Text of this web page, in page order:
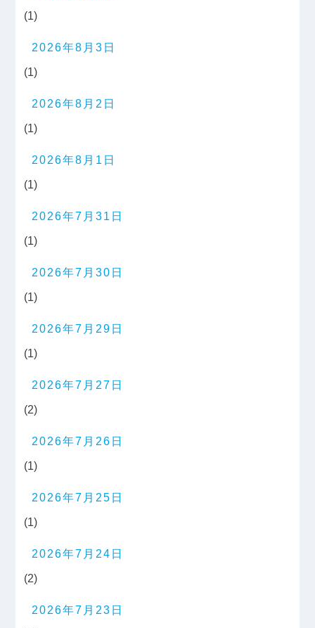
(1)
2026年8月3日
(1)
2026年8月2日
(1)
2026年8月1日
(1)
2026年7月31日
(1)
2026年7月30日
(1)
2026年7月29日
(1)
2026年7月27日
(2)
2026年7月26日
(1)
2026年7月25日
(1)
2026年7月24日
(2)
2026年7月23日